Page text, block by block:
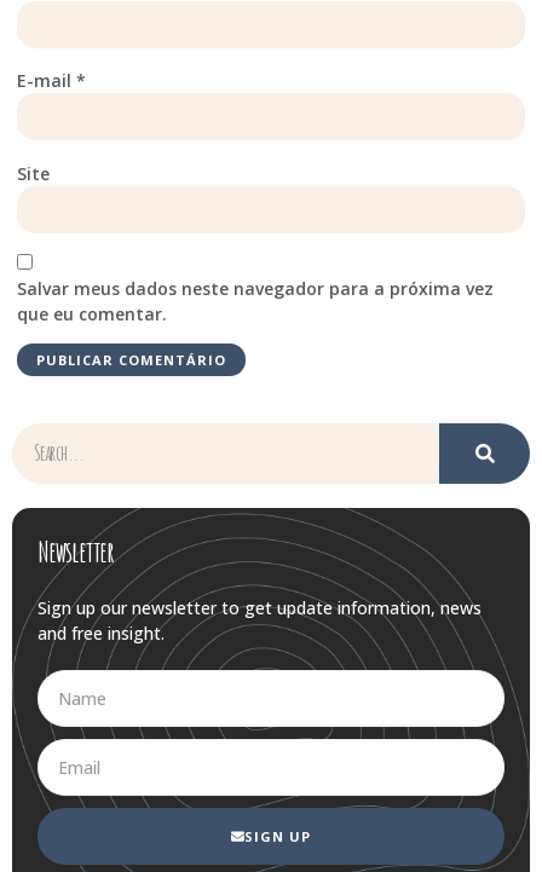
E-mail *
Site
Salvar meus dados neste navegador para a próxima vez
que eu comentar.
Newsletter
Sign up our newsletter to get update information, news
and free insight.
SIGN UP